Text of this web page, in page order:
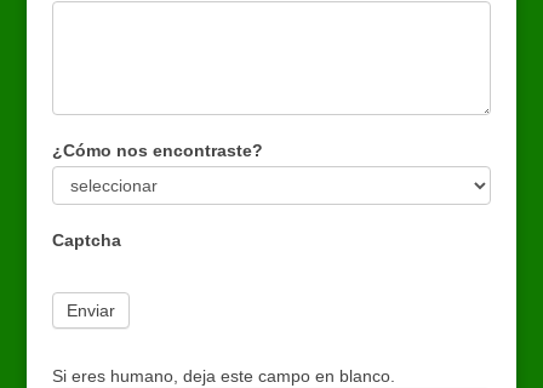
¿Cómo nos encontraste?
nos
Captcha
Si eres humano, deja este campo en blanco.